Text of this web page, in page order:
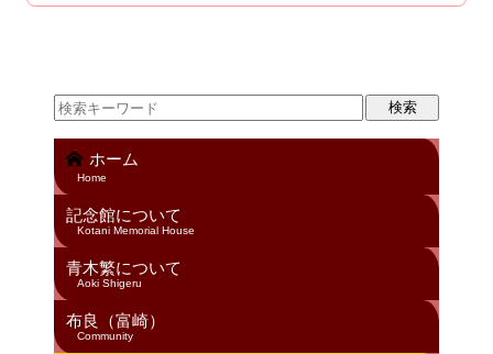
ホーム
Home
記念館について
Kotani Memorial House
青木繁について
Aoki Shigeru
布良（富崎）
Community